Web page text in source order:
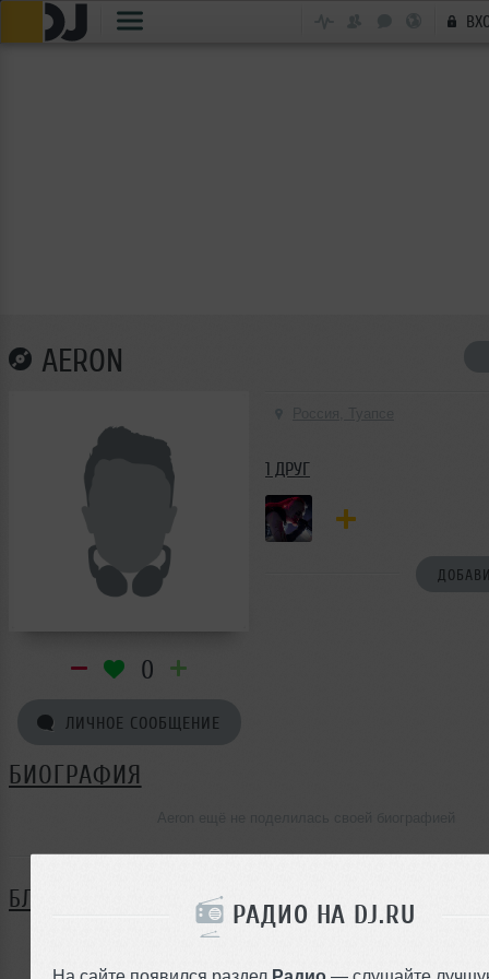
РАДИО НА DJ.RU
На сайте появился раздел Радио — слушайте
AERON
0
ЛИЧНОЕ СООБЩЕНИЕ
1 ДРУГ
БИОГРАФИЯ
БЛОГ